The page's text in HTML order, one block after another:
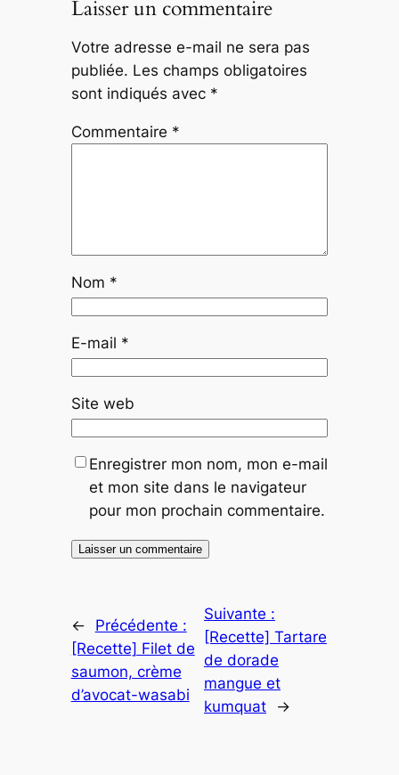
Laisser un commentaire
Votre adresse e-mail ne sera pas
publiée. Les champs obligatoires
sont indiqués avec *
Commentaire *
Nom *
E-mail *
Site web
Enregistrer mon nom, mon e-mail
et mon site dans le navigateur
pour mon prochain commentaire.
←
Précédente :
[Recette] Filet de
saumon, crème
d’avocat-wasabi
Suivante :
[Recette] Tartare
de dorade
mangue et
kumquat
→